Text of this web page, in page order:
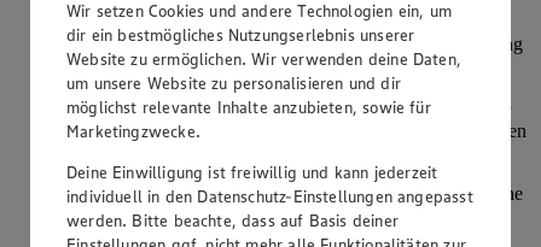
einstechen und mit gemahlenen Mandeln bestreuen.
Gleichmäßig mit Apfelmus bedecken und die Apfelmischung
darauf verteilen. Die zweite Teigplatte auflegen und die
Ränder andrücken. Die Teigoberfläche mehrfach vorsichtig
mit einer Gabel einstechen. Für 40-45 Minuten auf mittlerer
Schiene im Ofen backen. Herausnehmen und etwas abkühlen
Puderzucker mit dem ausgepressten Saft einer halben Zitrone
sowie 1-2 EL Wasser verrühren, bis ein zähflüssiger Guss
entsteht. Auf dem Kuchen verteilen, glatt streichen und
Wir setzen Cookies und andere Technologien ein, um
dir ein bestmögliches Nutzungserlebnis unserer
Website zu ermöglichen. Wir verwenden deine Daten,
um unsere Website zu personalisieren und dir
möglichst relevante Inhalte anzubieten, sowie für
Marketingzwecke.
Deine Einwilligung ist freiwillig und kann jederzeit
individuell in den Datenschutz-Einstellungen angepasst
werden. Bitte beachte, dass auf Basis deiner